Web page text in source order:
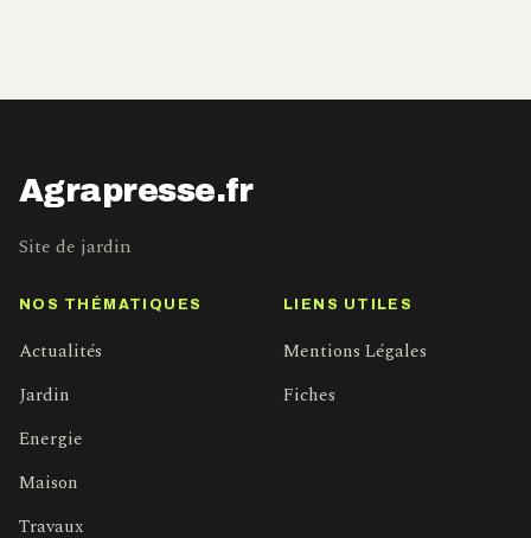
Agrapresse.fr
Site de jardin
NOS THÉMATIQUES
Actualités
Jardin
Energie
Maison
Travaux
LIENS UTILES
Mentions Légales
Fiches